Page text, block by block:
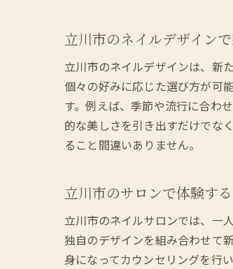
立川市のネイルデザイン
立川市のネイルデザインは、新
個々の好みに応じた選び方が可
す。例えば、季節や流行に合わ
的な美しさを引き出すだけでな
ること間違いありません。
立川市のサロンで体験す
立川市のネイルサロンでは、一
独自のデザインを組み合わせて
身になってカウンセリングを行